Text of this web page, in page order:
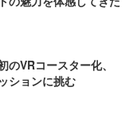
VRコースター化、
ションに挑む